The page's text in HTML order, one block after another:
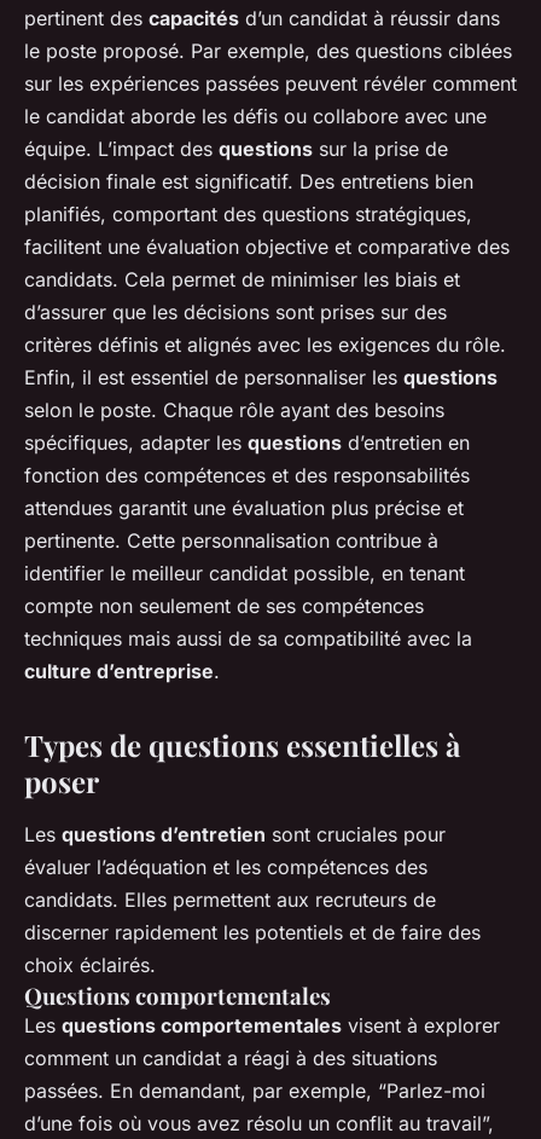
pertinent des capacités d’un candidat à réussir dans
le poste proposé. Par exemple, des questions ciblées
sur les expériences passées peuvent révéler comment
le candidat aborde les défis ou collabore avec une
équipe. L’impact des questions sur la prise de
décision finale est significatif. Des entretiens bien
planifiés, comportant des questions stratégiques,
facilitent une évaluation objective et comparative des
candidats. Cela permet de minimiser les biais et
d’assurer que les décisions sont prises sur des
critères définis et alignés avec les exigences du rôle.
Enfin, il est essentiel de personnaliser les questions
selon le poste. Chaque rôle ayant des besoins
spécifiques, adapter les questions d’entretien en
fonction des compétences et des responsabilités
attendues garantit une évaluation plus précise et
pertinente. Cette personnalisation contribue à
identifier le meilleur candidat possible, en tenant
compte non seulement de ses compétences
techniques mais aussi de sa compatibilité avec la
culture d’entreprise.
Types de questions essentielles à
poser
Les questions d’entretien sont cruciales pour
évaluer l’adéquation et les compétences des
candidats. Elles permettent aux recruteurs de
discerner rapidement les potentiels et de faire des
choix éclairés.
Questions comportementales
Les questions comportementales visent à explorer
comment un candidat a réagi à des situations
passées. En demandant, par exemple, “Parlez-moi
d’une fois où vous avez résolu un conflit au travail”,